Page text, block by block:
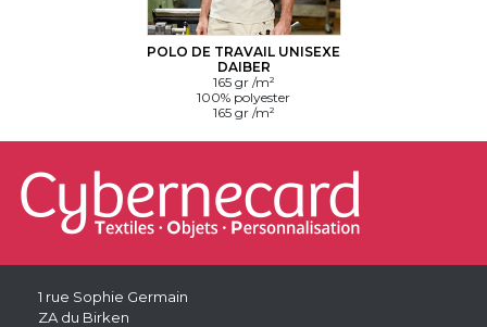
POLO DE TRAVAIL UNISEXE
DAIBER
165 gr /m²
100% polyester
165 gr /m²
1 rue Sophie Germain
ZA du Birken